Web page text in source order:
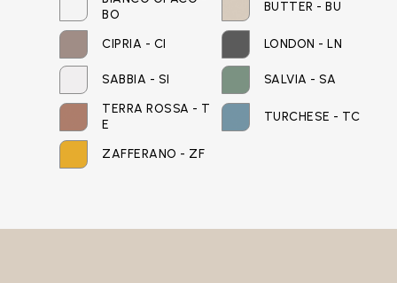
Password
BO
BUTTER - BU
CIPRIA - CI LONDON - LN
SABBIA - SI
SALVIA - SA
TERRA ROSSA - T
E
TURCHESE - TC
ZAFFERANO - ZF